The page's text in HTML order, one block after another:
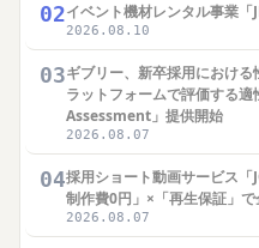
02イベント機材レンタル事業「
2026.08.10
03ギブリー、新卒採用におけ
ラットフォームで評価する
Assessment」提供開始
2026.08.07
04採用ショート動画サービス「
制作費0円」×「再生保証」
2026.08.07